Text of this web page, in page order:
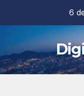
contenido
6